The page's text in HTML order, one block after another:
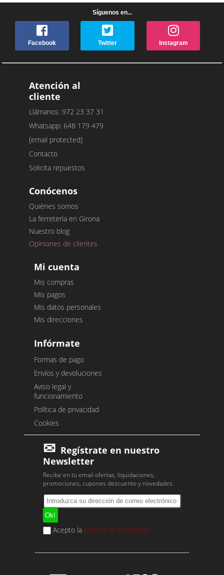
Síguenos en...
Facebook Twitter Instagram
Atención al
cliente
Llámanos: 972 23 37 31
Whatsapp: 648 179 479
[email protected]
Contacto
Solicita repuestos
Conócenos
Quiénes somos
La ferretería en Girona
Nuestro blog
Opiniones de clientes
Mi cuenta
Mis compras
Mis pagos
Mis datos personales
Mis direcciones
Infórmate
Formas de pago
Envíos y devoluciones
Aviso legal y
funcionamiento
Política de privacidad
Cookies
Regístrate en nuestro
Newsletter
Recibe en tu email ofertas, liquidaciones,
promociones, cupones descuento y novedades.
Acepto la política de privacidad